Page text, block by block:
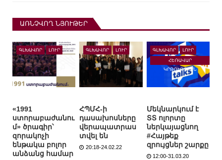
ԱՌՆՉՎՈՂ ՆՅՈՒԹԵՐ
ԳԼԽԱՎՈՐ ԼՈՒՐ
«1991
ստորաբաժանու
մ» ծրագիր՝
զորակոչի
ենթակա բոլոր
անձանց համար
ԳԼԽԱՎՈՐ ԼՈՒՐ
ՀՊՄՀ-ի
դասախոսները
վերապատրաս
տվել են
20:18-24.02.22
ԳԼԽԱՎՈՐ ԼՈՒՐ
ՀԵՌԱՎԱՐ
ԿՐԹՈՒԹՅՈՒՆ
Մեկնարկում է
ՏՏ ոլորտը
ներկայացնող
#Հայթեք
զրույցներ շարքը
12:00-31.03.20